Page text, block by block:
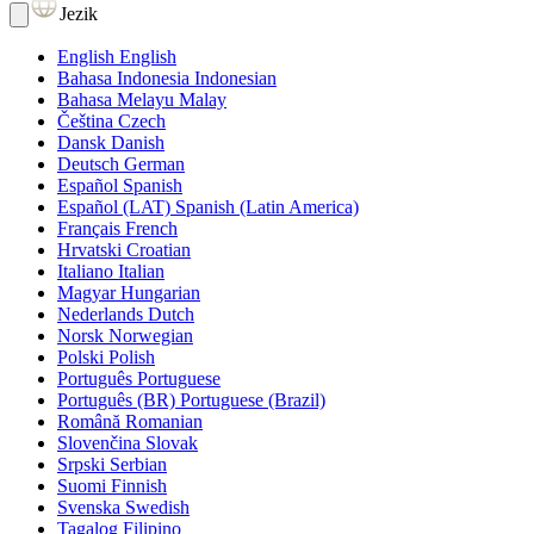
Jezik
English English
Bahasa Indonesia Indonesian
Bahasa Melayu Malay
Čeština Czech
Dansk Danish
Deutsch German
Español Spanish
Español (LAT) Spanish (Latin America)
Français French
Hrvatski Croatian
Italiano Italian
Magyar Hungarian
Nederlands Dutch
Norsk Norwegian
Polski Polish
Português Portuguese
Português (BR) Portuguese (Brazil)
Română Romanian
Slovenčina Slovak
Srpski Serbian
Suomi Finnish
Svenska Swedish
Tagalog Filipino